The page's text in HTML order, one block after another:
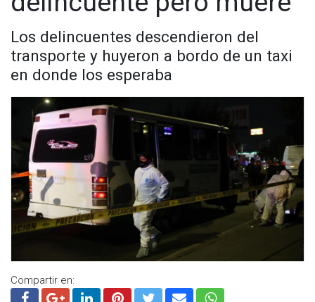
Los delincuentes descendieron del
transporte y huyeron a bordo de un taxi
en donde los esperaba
Compartir en: